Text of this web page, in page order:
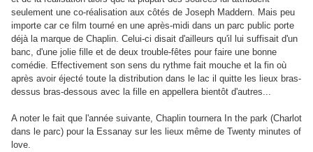
seulement une co-réalisation aux côtés de Joseph Maddern. Mais peu
importe car ce film tourné en une après-midi dans un parc public porte
déjà la marque de Chaplin. Celui-ci disait d'ailleurs qu'il lui suffisait d'un
banc, d'une jolie fille et de deux trouble-fêtes pour faire une bonne
comédie. Effectivement son sens du rythme fait mouche et la fin où
après avoir éjecté toute la distribution dans le lac il quitte les lieux bras-
dessus bras-dessous avec la fille en appellera bientôt d'autres...
A noter le fait que l'année suivante, Chaplin tournera In the park (Charlot
dans le parc) pour la Essanay sur les lieux même de Twenty minutes of
love.